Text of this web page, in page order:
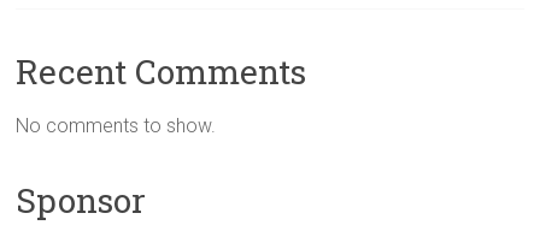
Recent Comments
No comments to show.
Sponsor